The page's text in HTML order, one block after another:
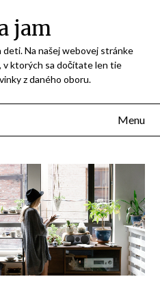
jam
Na našej webovej stránke
ktorých sa dočítate len tie
z daného oboru.
Menu